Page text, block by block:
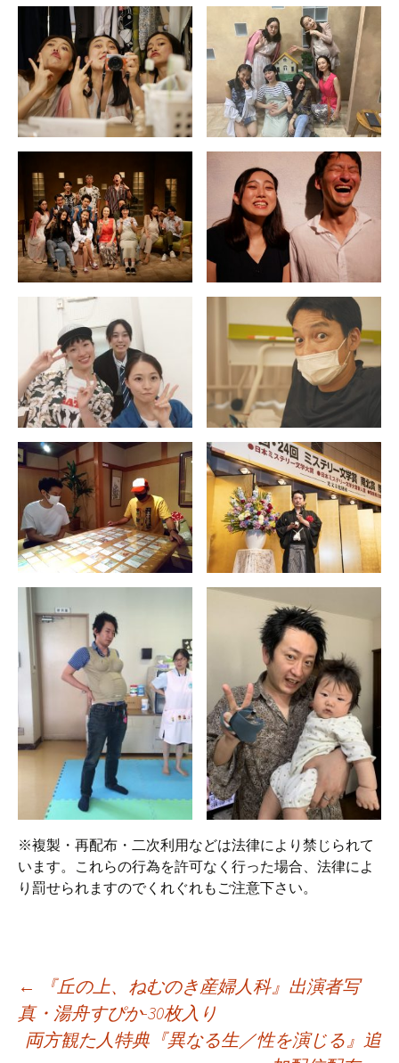
※複製・再配布・二次利用などは法律により禁じられて
います。これらの行為を許可なく行った場合、法律によ
り罰せられますのでくれぐれもご注意下さい。
投
稿
←
『丘の上、ねむのき産婦人科』出演者写
真・湯舟すぴか-30枚入り
両方観た人特典『異なる生／性を演じる』追